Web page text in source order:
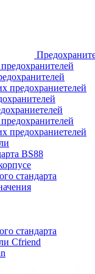
предохраниетелей
предохраниетелей
BS88
стандарта
стандарта
Cfriend